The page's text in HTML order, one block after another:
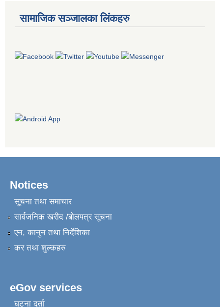
सामाजिक सञ्जालका लिंकहरु
Notices
सूचना तथा समाचार
सार्वजनिक खरीद /बोलपत्र सूचना
एन, कानुन तथा निर्देशिका
कर तथा शुल्कहरु
eGov services
घटना दर्ता